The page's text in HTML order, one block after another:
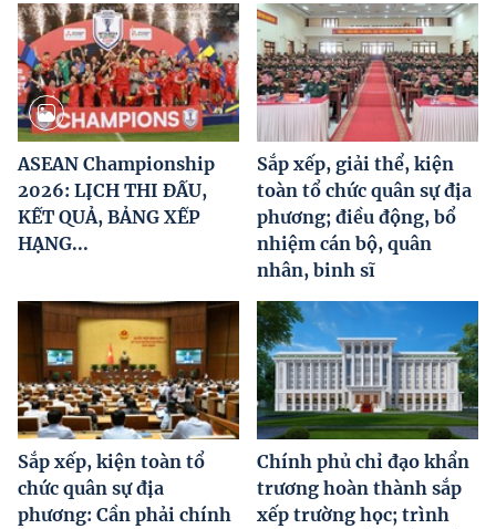
ASEAN Championship
2026: LỊCH THI ĐẤU,
KẾT QUẢ, BẢNG XẾP
HẠNG...
Sắp xếp, giải thể, kiện
toàn tổ chức quân sự địa
phương; điều động, bổ
nhiệm cán bộ, quân
nhân, binh sĩ
Sắp xếp, kiện toàn tổ
chức quân sự địa
phương: Cần phải chính
Chính phủ chỉ đạo khẩn
trương hoàn thành sắp
xếp trường học; trình